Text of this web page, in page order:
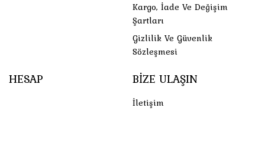
Kargo, İade Ve Değişim
Şartları
Gizlilik Ve Güvenlik
Sözleşmesi
HESAP BIZE ULAŞIN
İletişim